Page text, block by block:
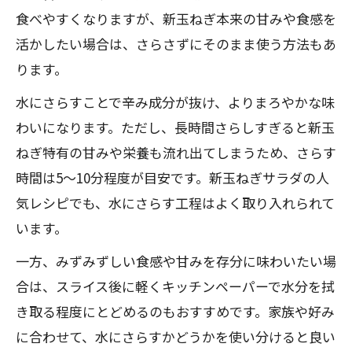
食べやすくなりますが、新玉ねぎ本来の甘みや食感を
活かしたい場合は、さらさずにそのまま使う方法もあ
ります。
水にさらすことで辛み成分が抜け、よりまろやかな味
わいになります。ただし、長時間さらしすぎると新玉
ねぎ特有の甘みや栄養も流れ出てしまうため、さらす
時間は5～10分程度が目安です。新玉ねぎサラダの人
気レシピでも、水にさらす工程はよく取り入れられて
います。
一方、みずみずしい食感や甘みを存分に味わいたい場
合は、スライス後に軽くキッチンペーパーで水分を拭
き取る程度にとどめるのもおすすめです。家族や好み
に合わせて、水にさらすかどうかを使い分けると良い